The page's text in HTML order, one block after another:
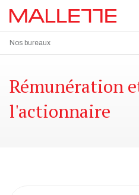
Nos bureaux
Rémunération
l'actionnaire